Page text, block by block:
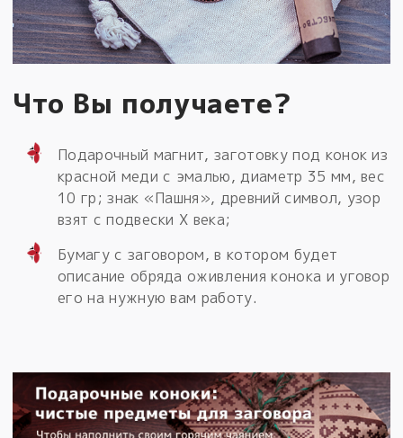
Что Вы получаете?
Подарочный магнит, заготовку под конок из
красной меди с эмалью, диаметр 35 мм, вес
10 гр; знак «Пашня», древний символ, узор
взят с подвески X века;
Бумагу с заговором, в котором будет
описание обряда оживления конока и уговор
его на нужную вам работу.